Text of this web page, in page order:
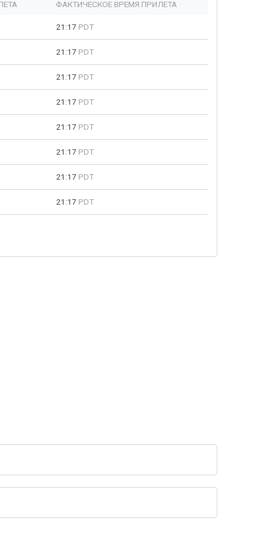
ФАКТИЧЕСКОЕ ВРЕМЯ ПРИЛЕТА
21:17 PDT
21:17 PDT
21:17 PDT
21:17 PDT
21:17 PDT
21:17 PDT
21:17 PDT
21:17 PDT